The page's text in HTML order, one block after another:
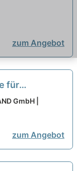
d) – ab
zum Angebot
für
w/d) 2026
GmbH |
zum Angebot